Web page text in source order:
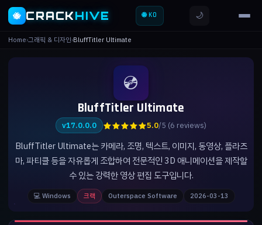
🐝 CRACKHIVE 🌐 KO 🌙
Home›그래픽 & 디자인›BluffTitler Ultimate
💿
BluffTitler Ultimate
v17.0.0.0 ★★★★★5.0/5 (6 reviews)
BluffTitler Ultimate는 카메라, 조명, 텍스트, 이미지, 동영상, 플라즈
마, 파티클 등을 자유롭게 조합하여 전문적인 3D 애니메이션을 제작할
수 있는 강력한 영상 편집 도구입니다.
💻 Windows 크랙 Outerspace Software 2026-03-13